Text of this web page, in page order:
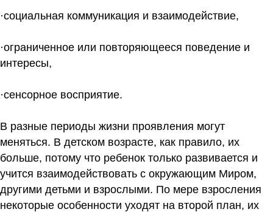
·социальная коммуникация и взаимодействие,
·ограниченное или повторяющееся поведение и
интересы,
·сенсорное восприятие.
В разные периоды жизни проявления могут
меняться. В детском возрасте, как правило, их
больше, потому что ребенок только развивается и
учится взаимодействовать с окружающим Миром,
другими детьми и взрослыми. По мере взросления
некоторые особенности уходят на второй план, их